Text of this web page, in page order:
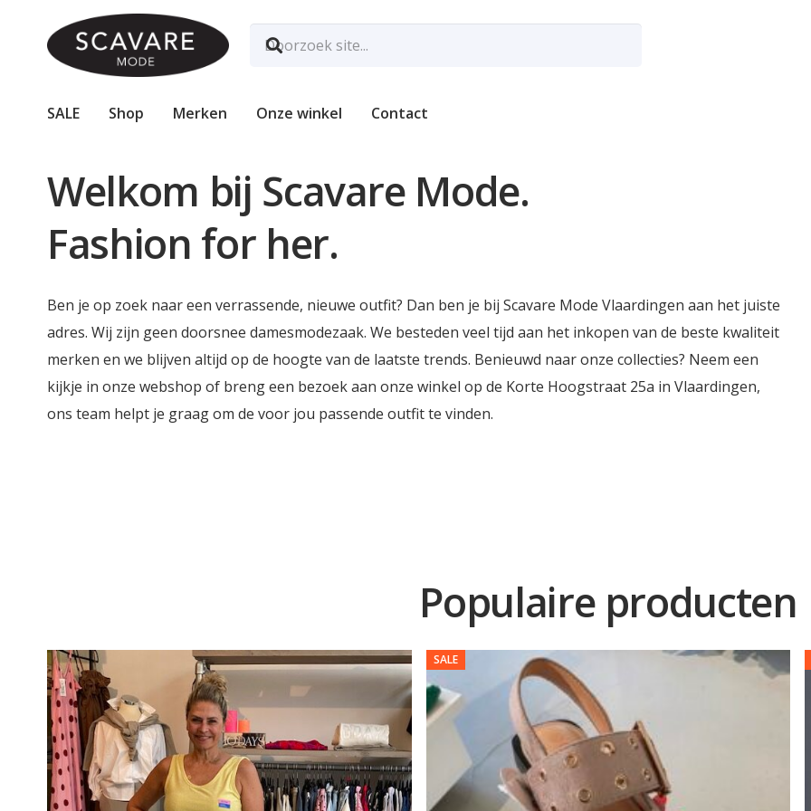
SALE Shop Merken Onze winkel Contact
Welkom bij Scavare Mode.
Fashion for her.
Ben je op zoek naar een verrassende, nieuwe outfit? Dan ben je bij Scavare Mode Vlaardingen aan het juiste
adres. Wij zijn geen doorsnee damesmodezaak. We besteden veel tijd aan het inkopen van de beste kwaliteit
merken en we blijven altijd op de hoogte van de laatste trends. Benieuwd naar onze collecties? Neem een
kijkje in onze webshop of breng een bezoek aan onze winkel op de Korte Hoogstraat 25a in Vlaardingen,
ons team helpt je graag om de voor jou passende outfit te vinden.
Populaire producten
SALE